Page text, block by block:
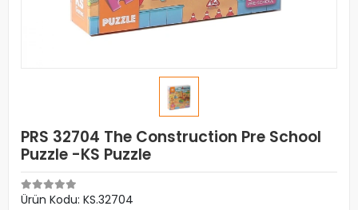
PRS 32704 The Construction Pre School
Puzzle -KS Puzzle
Ürün Kodu: KS.32704